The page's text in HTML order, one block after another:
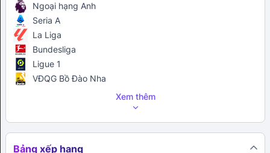
Ngoại hạng Anh
Seria A
La Liga
Bundesliga
Ligue 1
VĐQG Bồ Đào Nha
Xem thêm
Bảng xếp hạng